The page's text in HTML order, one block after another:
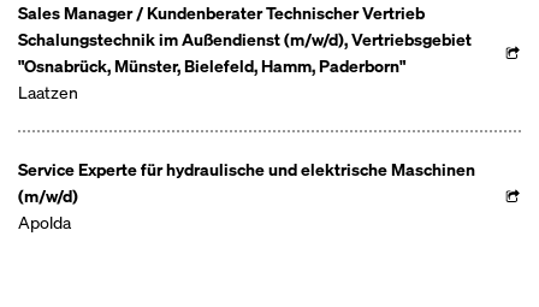
Sales Manager / Kundenberater Technischer Vertrieb
Schalungstechnik im Außendienst (m/w/d), Vertriebsgebiet
"Osnabrück, Münster, Bielefeld, Hamm, Paderborn"
Laatzen
Service Experte für hydraulische und elektrische Maschinen
(m/w/d)
Apolda